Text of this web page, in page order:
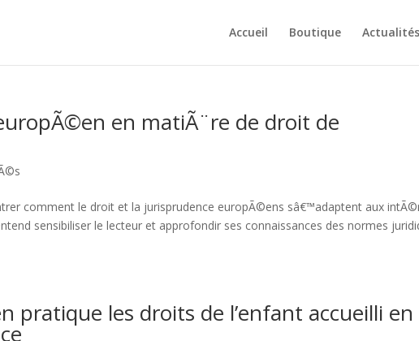
Accueil Boutique Actualités
en matiÃ¨re de droit de
comment le droit et la jurisprudence europÃ©ens sâ€™adaptent aux
sensibiliser le lecteur et approfondir ses connaissances des normes
pratique les droits de l’enfant accueilli en